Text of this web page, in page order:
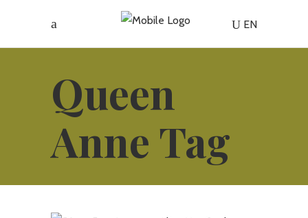
EN
Queen
Anne Tag